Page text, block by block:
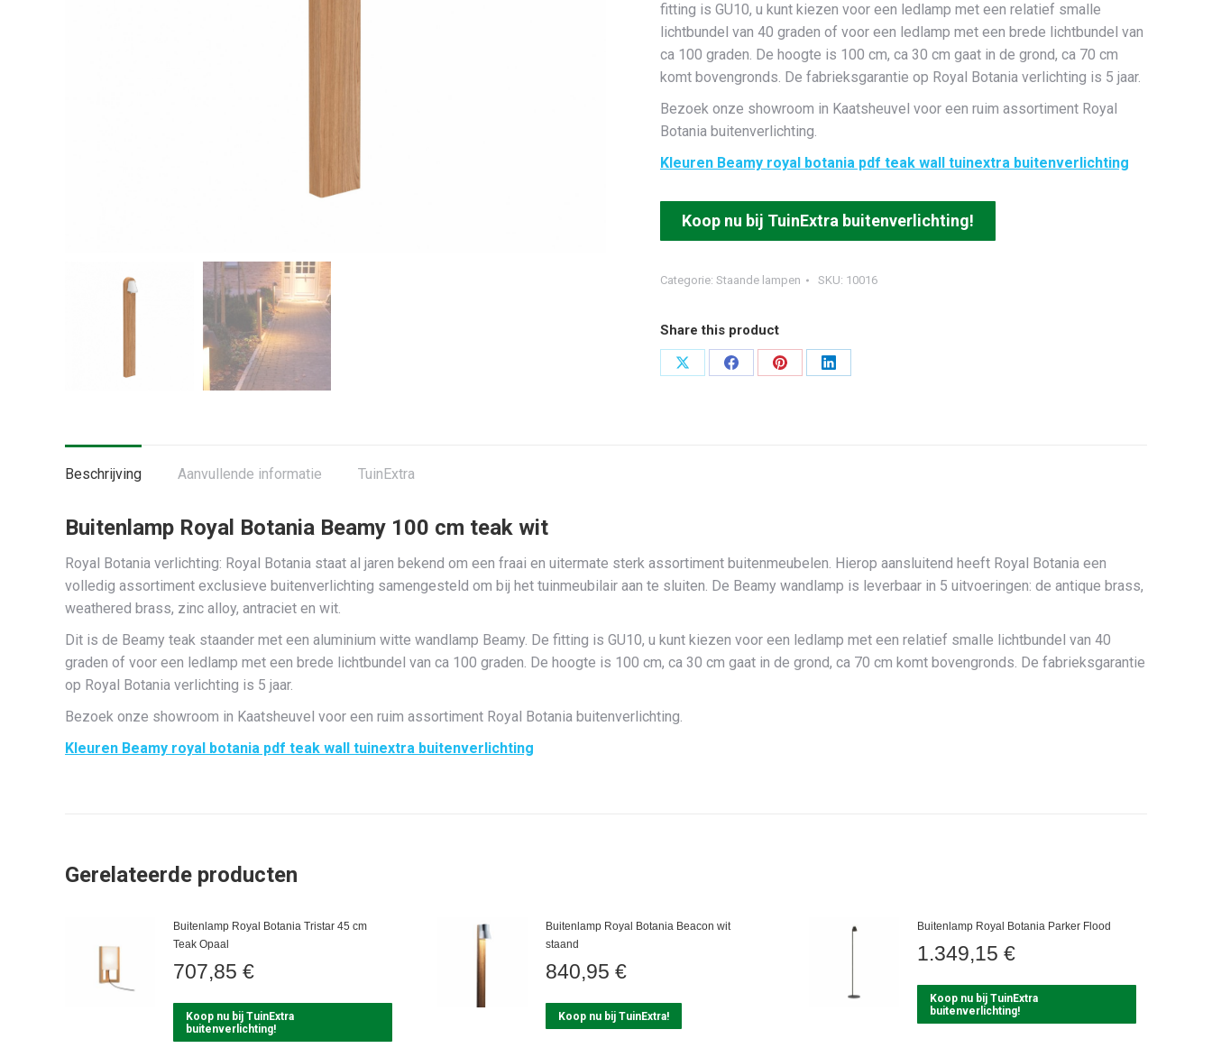
fitting is GU10, u kunt kiezen voor een ledlamp met een relatief smalle
lichtbundel van 40 graden of voor een ledlamp met een brede lichtbundel van
ca 100 graden. De hoogte is 100 cm, ca 30 cm gaat in de grond, ca 70 cm
komt bovengronds. De fabrieksgarantie op Royal Botania verlichting is 5 jaar.
Bezoek onze showroom in Kaatsheuvel voor een ruim assortiment Royal
Botania buitenverlichting.
Kleuren Beamy royal botania pdf teak wall tuinextra buitenverlichting
Koop nu bij TuinExtra buitenverlichting!
Categorie: Staande lampen SKU: 10016
Share this product
Deel
Deel
Deel
Deel
Beschrijving Aanvullende informatie TuinExtra
Buitenlamp Royal Botania Beamy 100 cm teak wit
Royal Botania verlichting: Royal Botania staat al jaren bekend om een fraai en uitermate sterk assortiment buitenmeubelen. Hierop aansluitend heeft Royal Botania een
volledig assortiment exclusieve buitenverlichting samengesteld om bij het tuinmeubilair aan te sluiten. De Beamy wandlamp is leverbaar in 5 uitvoeringen: de antique brass,
weathered brass, zinc alloy, antraciet en wit.
Dit is de Beamy teak staander met een aluminium witte wandlamp Beamy. De fitting is GU10, u kunt kiezen voor een ledlamp met een relatief smalle lichtbundel van 40
graden of voor een ledlamp met een brede lichtbundel van ca 100 graden. De hoogte is 100 cm, ca 30 cm gaat in de grond, ca 70 cm komt bovengronds. De fabrieksgarantie
op Royal Botania verlichting is 5 jaar.
Bezoek onze showroom in Kaatsheuvel voor een ruim assortiment Royal Botania buitenverlichting.
Kleuren Beamy royal botania pdf teak wall tuinextra buitenverlichting
Gerelateerde producten
Buitenlamp Royal Botania Tristar 45 cm
Teak Opaal
707,85 €
Koop nu bij TuinExtra
buitenverlichting!
Buitenlamp Royal Botania Beacon wit
staand
840,95 €
Koop nu bij TuinExtra!
Buitenlamp Royal Botania Parker Flood
1.349,15 €
Koop nu bij TuinExtra
buitenverlichting!